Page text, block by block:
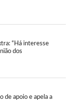
“Há interesse
dos
de apoio e apela a